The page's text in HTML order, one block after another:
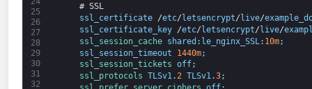
25
26
27
28
29
30
31
32
# SSL
ssl_certificate
/etc/ letsencrypt/ live/
ssl_certificate_key
/etc/ letsencrypt/ live/
ssl_session_cache shared : le_nginx_SSL : 10m;
ssl_session_timeout
1440m;
ssl_session_tickets off;
ssl_protocols TLSv1.2 TLSv1.3;